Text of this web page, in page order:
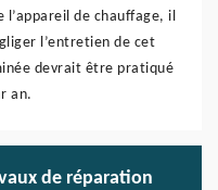
l’appareil de chauffage, il
l’entretien de cet
devrait être pratiqué
an.
de réparation